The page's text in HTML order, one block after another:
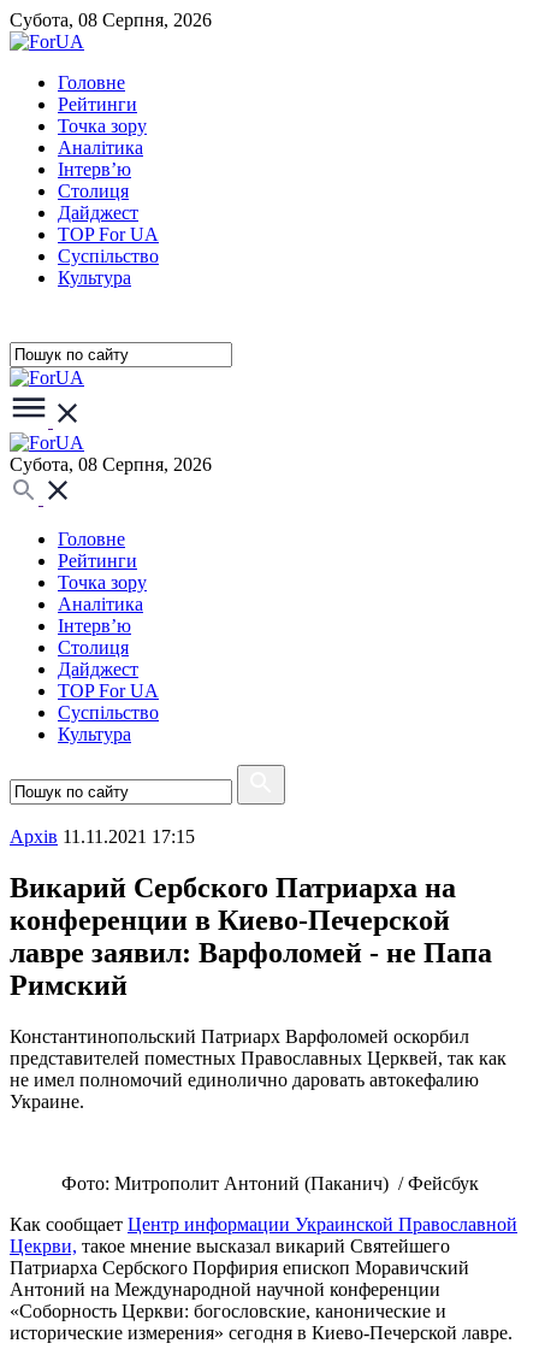
Субота, 08 Серпня, 2026
Головне
Рейтинги
Точка зору
Аналітика
Інтерв’ю
Столиця
Дайджест
TOP For UA
Суспiльство
Культура
Субота, 08 Серпня, 2026
Головне
Рейтинги
Точка зору
Аналітика
Інтерв’ю
Столиця
Дайджест
TOP For UA
Суспiльство
Культура
Архiв 11.11.2021 17:15
Викарий Сербского Патриарха на
конференции в Киево-Печерской
лавре заявил: Варфоломей - не Папа
Римский
Константинопольский Патриарх Варфоломей оскорбил
представителей поместных Православных Церквей, так как
не имел полномочий единолично даровать автокефалию
Украине.
Фото: Митрополит Антоний (Паканич) / Фейсбук
Как сообщает Центр информации Украинской Православной
Цекрви, такое мнение высказал викарий Святейшего
Патриарха Сербского Порфирия епископ Моравичский
Антоний на Международной научной конференции
«Соборность Церкви: богословские, канонические и
исторические измерения» сегодня в Киево-Печерской лавре.